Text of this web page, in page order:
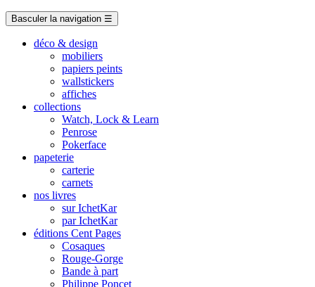
Basculer la navigation ☰
déco & design
mobiliers
papiers peints
wallstickers
affiches
collections
Watch, Lock & Learn
Penrose
Pokerface
papeterie
carterie
carnets
nos livres
sur IchetKar
par IchetKar
éditions Cent Pages
Cosaques
Rouge-Gorge
Bande à part
Philippe Poncet